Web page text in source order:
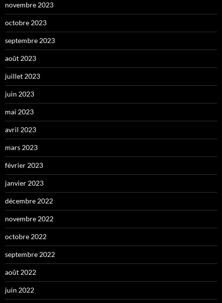
novembre 2023
octobre 2023
septembre 2023
août 2023
juillet 2023
juin 2023
mai 2023
avril 2023
mars 2023
février 2023
janvier 2023
décembre 2022
novembre 2022
octobre 2022
septembre 2022
août 2022
juin 2022